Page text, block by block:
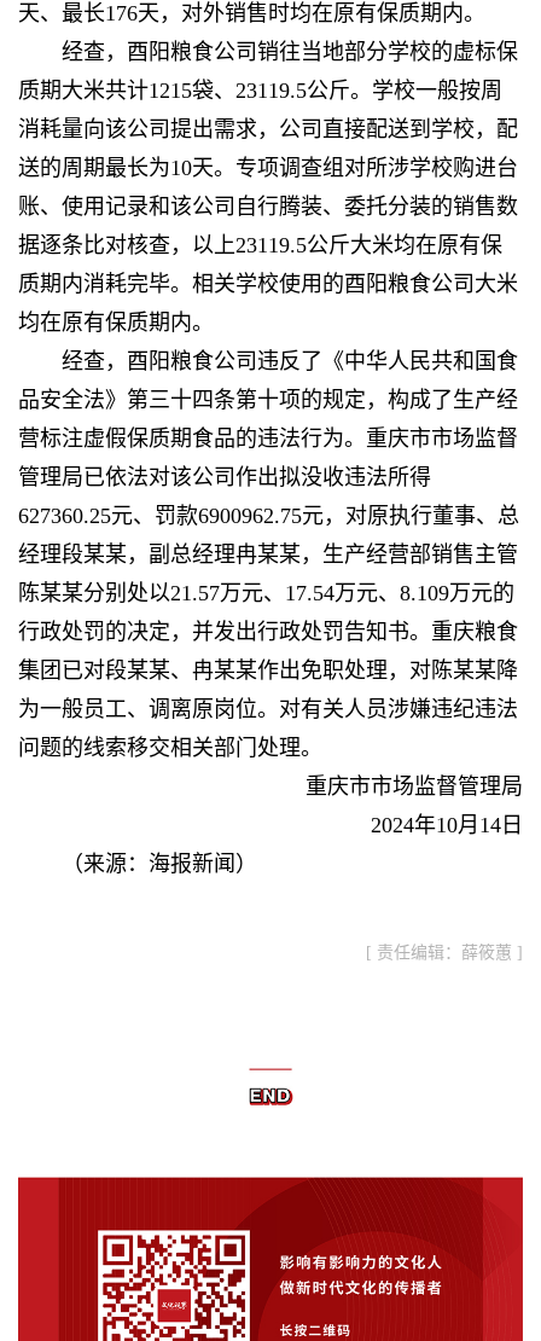
天、最长176天，对外销售时均在原有保质期内。
经查，酉阳粮食公司销往当地部分学校的虚标保
质期大米共计1215袋、23119.5公斤。学校一般按周
消耗量向该公司提出需求，公司直接配送到学校，配
送的周期最长为10天。专项调查组对所涉学校购进台
账、使用记录和该公司自行腾装、委托分装的销售数
据逐条比对核查，以上23119.5公斤大米均在原有保
质期内消耗完毕。相关学校使用的酉阳粮食公司大米
均在原有保质期内。
经查，酉阳粮食公司违反了《中华人民共和国食
品安全法》第三十四条第十项的规定，构成了生产经
营标注虚假保质期食品的违法行为。重庆市市场监督
管理局已依法对该公司作出拟没收违法所得
627360.25元、罚款6900962.75元，对原执行董事、总
经理段某某，副总经理冉某某，生产经营部销售主管
陈某某分别处以21.57万元、17.54万元、8.109万元的
行政处罚的决定，并发出行政处罚告知书。重庆粮食
集团已对段某某、冉某某作出免职处理，对陈某某降
为一般员工、调离原岗位。对有关人员涉嫌违纪违法
问题的线索移交相关部门处理。
重庆市市场监督管理局
2024年10月14日
（来源：海报新闻）
[ 责任编辑：薛筱蕙 ]